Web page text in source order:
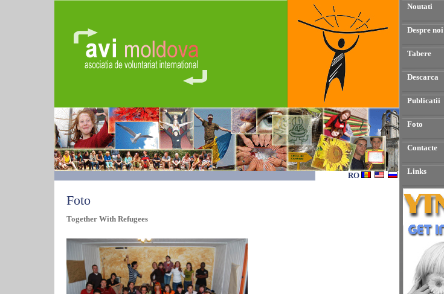
Noutati
Despre noi
Tabere
Descarca
Publicatii
Foto
Contacte
Links
RO
Foto
Together With Refugees